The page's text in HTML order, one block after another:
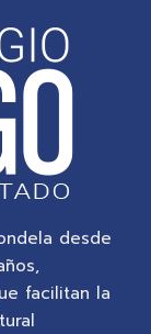
desde
facilitan la